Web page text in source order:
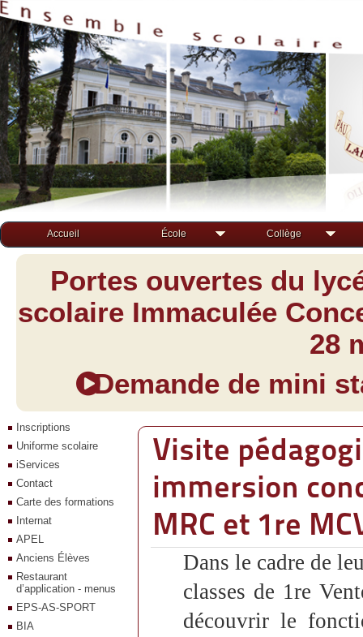
Accueil École Collège
Portes ouvertes du
scolaire Immaculée
28
Demande de mini
Inscriptions
Uniforme scolaire
iServices
Contact
Carte des formations
Internat
APEL
Anciens Élèves
Restaurant
d’application - menus
EPS-AS-SPORT
BIA
Visite
immersion
MRC et 1re
Dans le cadre de
classes de 1re
découvrir le